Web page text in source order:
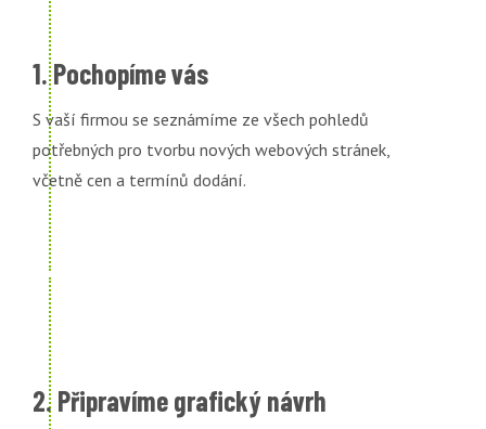
1. Pochopíme vás
S vaší firmou se seznámíme ze všech pohledů
potřebných pro tvorbu nových webových stránek,
včetně cen a termínů dodání.
2. Připravíme grafický návrh